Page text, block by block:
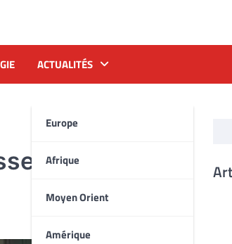
ACTUALITÉS
Europe
Afrique
Moyen Orient
Amérique
au cœur de